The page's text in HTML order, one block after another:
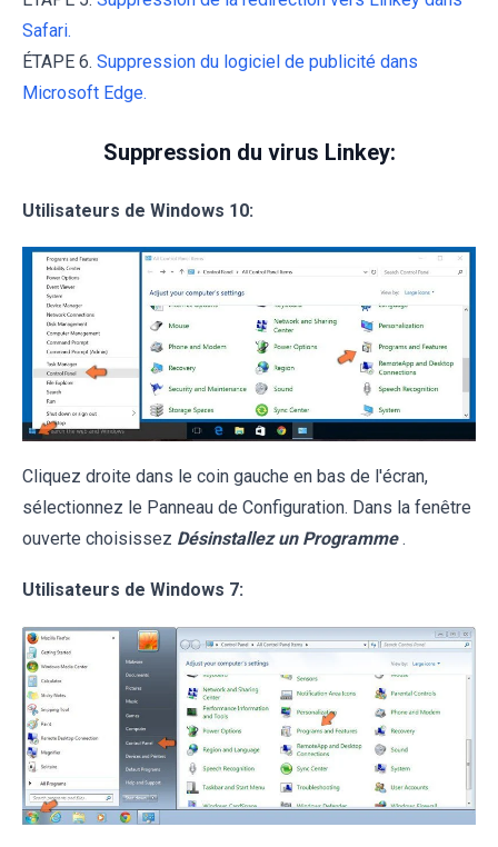
Safari.
ÉTAPE 6. Suppression du logiciel de publicité dans
Microsoft Edge.
Suppression du virus Linkey:
Utilisateurs de Windows 10:
Cliquez droite dans le coin gauche en bas de l'écran,
sélectionnez le Panneau de Configuration. Dans la fenêtre
ouverte choisissez Désinstallez un Programme .
Utilisateurs de Windows 7: